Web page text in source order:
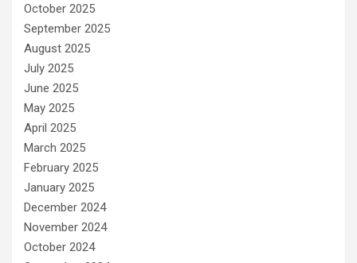
October 2025
September 2025
August 2025
July 2025
June 2025
May 2025
April 2025
March 2025
February 2025
January 2025
December 2024
November 2024
October 2024